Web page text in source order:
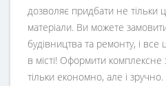
дозволяє придбати не тільки
матеріали. Ви можете
будівництва та ремонту, і
в місті! Оформити
тільки економно, але і